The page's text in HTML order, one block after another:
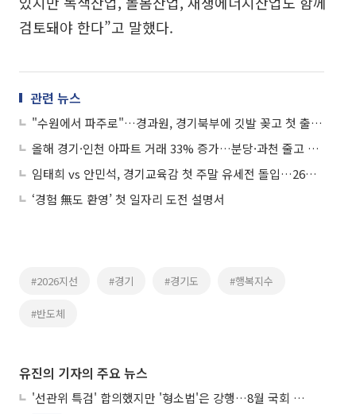
검토돼야 한다”고 말했다.
관련 뉴스
"수원에서 파주로"…경과원, 경기북부에 깃발 꽂고 첫 출근은 봉사활동이었다
올해 경기·인천 아파트 거래 33% 증가…분당·과천 줄고 구리·동탄 늘었다
임태희 vs 안민석, 경기교육감 첫 주말 유세전 돌입…26일 SBS 토론서 진검승부
‘경험 無도 환영’ 첫 일자리 도전 설명서
#2026지선 #경기 #경기도 #행복지수
#반도체
유진의 기자의 주요 뉴스
'선관위 특검' 합의했지만 '형소법'은 강행…8월 국회 '입법 2차전' 예고